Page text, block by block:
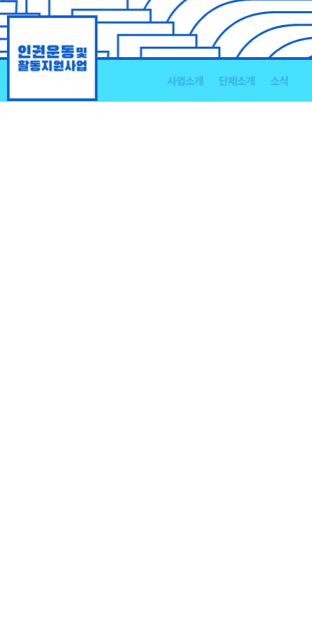
Skip
to
content
사업소개 단체소개 소식